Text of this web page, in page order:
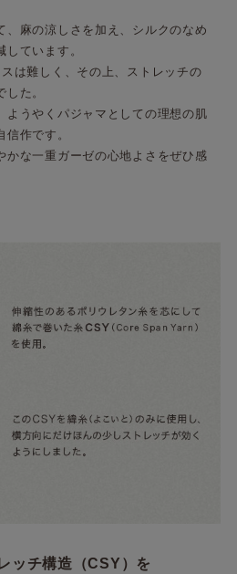
、麻の涼しさを加え、シルクのなめ
ています。
は難しく、その上、ストレッチの
た。
ようやくパジャマとしての理想の肌
作です。
かな一重ガーゼの心地よさをぜひ感
ッチ構造（CSY）を